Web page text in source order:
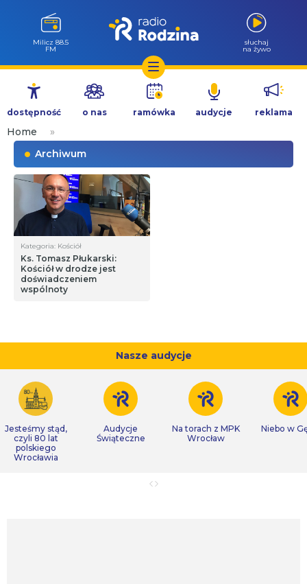
Przejdź
treści
Milicz 88.5
FM
słuchaj
na żywo
dostępność o nas ramówka audycje reklama
Home
»
Archiwum
Kategoria: Kościół
Ks. Tomasz Płukarski:
Kościół w drodze jest
doświadczeniem
wspólnoty
Nasze audycje
Jesteśmy stąd,
czyli 80 lat
polskiego
Wrocławia
Audycje
Świąteczne
Na torach z MPK
Wrocław
Niebo w